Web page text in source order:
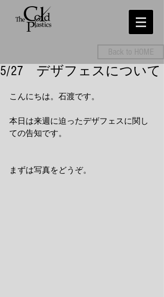
Back to HOME
5/27 デザフェスについて
こんにちは。石渡です。
本日は来週に迫ったデザフェスに関し
ての告知です。
まずは写真をどうぞ。